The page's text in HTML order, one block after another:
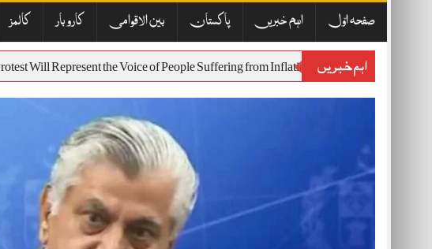
صفحہ اوّل اہم خبریں پاکستان بین الاقوامی کاروبار کالمز
اہم خبریں
7 Protest Will Represent the Voice of People Suffering from Inflation and Economic